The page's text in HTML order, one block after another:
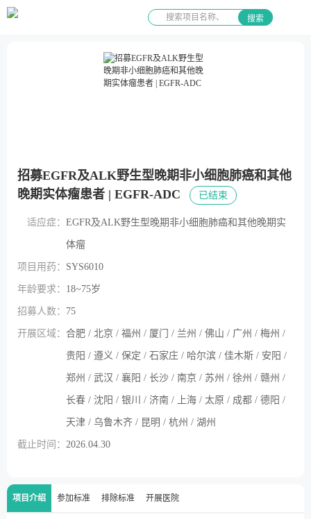
搜索
招募EGFR及ALK野生型晚期非小细胞肺癌和其他
晚期实体瘤患者 | EGFR-ADC
已结束
适应症： EGFR及ALK野生型晚期非小细胞肺癌和其他晚期实
体瘤
项目用药： SYS6010
年龄要求： 18~75岁
招募人数： 75
开展区域： 合肥 / 北京 / 福州 / 厦门 / 兰州 / 佛山 / 广州 / 梅州 /
贵阳 / 遵义 / 保定 / 石家庄 / 哈尔滨 / 佳木斯 / 安阳 /
郑州 / 武汉 / 襄阳 / 长沙 / 南京 / 苏州 / 徐州 / 赣州 /
长春 / 沈阳 / 银川 / 济南 / 上海 / 太原 / 成都 / 德阳 /
天津 / 乌鲁木齐 / 昆明 / 杭州 / 湖州
截止时间： 2026.04.30
项目介绍 参加标准 排除标准 开展医院